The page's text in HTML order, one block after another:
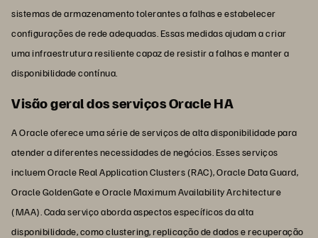
sistemas de armazenamento tolerantes a falhas e estabelecer
configurações de rede adequadas. Essas medidas ajudam a criar
uma infraestrutura resiliente capaz de resistir a falhas e manter a
disponibilidade contínua.
Visão geral dos serviços Oracle HA
A Oracle oferece uma série de serviços de alta disponibilidade para
atender a diferentes necessidades de negócios. Esses serviços
incluem Oracle Real Application Clusters (RAC), Oracle Data Guard,
Oracle GoldenGate e Oracle Maximum Availability Architecture
(MAA). Cada serviço aborda aspectos específicos da alta
disponibilidade, como clustering, replicação de dados e recuperação